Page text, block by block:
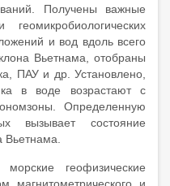
Получены важные
и вод вдоль всего
Вьетнама, отобраны
ПАУ и др. Установлено,
в воде возрастают с
Определенную
вызывает состояние
геофизические